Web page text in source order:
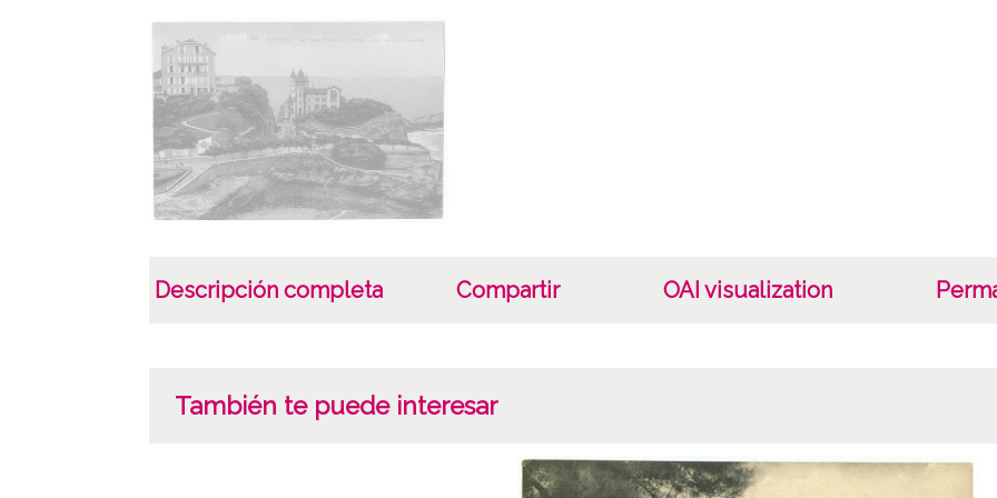
Descripción completa Compartir OAI visualization
También te puede interesar